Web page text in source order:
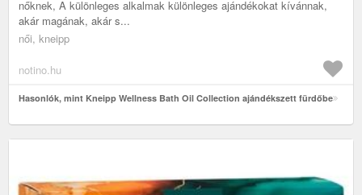
nőknek, A különleges alkalmak különleges ajándékokat kívánnak,
akár magának, akár s...
női, kneipp
notino.hu
Hasonlók, mint Kneipp Wellness Bath Oil Collection ajándékszett fürdőbe